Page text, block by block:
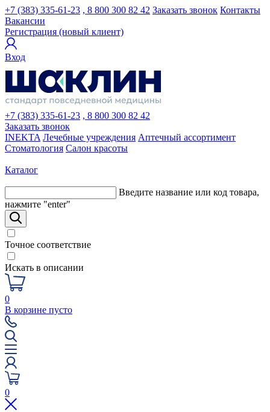
+7 (383) 335-61-23 , 8 800 300 82 42 Заказать звонок Контакты
Вакансии
Регистрация (новый клиент)
Вход
+7 (383) 335-61-23 , 8 800 300 82 42
Заказать звонок
INEKTA Лечебные учреждения Аптечный ассортимент
Стоматология Салон красоты
Каталог
Введите название или код товара,
нажмите "enter"
Точное соответствие
Искать в описании
0
В корзине пусто
0